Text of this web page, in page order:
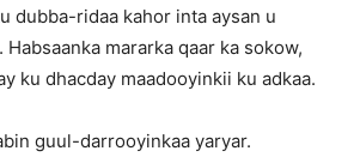
dubba-ridaa kahor inta aysan u
mararka qaar ka sokow,
ku dhacday maadooyinkii ku adkaa.
guul-darrooyinkaa yaryar.